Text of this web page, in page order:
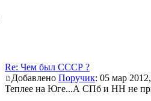
Re: Чем был СССР ?
Добавлено Поручик: 05 мар
Теплее на Юге...А СПб и НН не